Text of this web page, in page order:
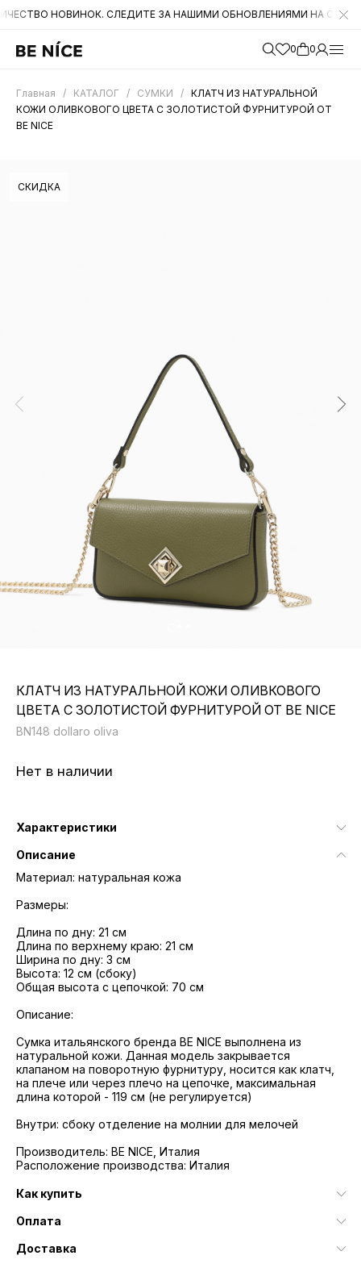
НОВИНОК. СЛЕДИТЕ ЗА НАШИМИ ОБНОВЛЕНИЯМИ НА САЙТЕ. А
0 0
Главная / КАТАЛОГ / СУМКИ / КЛАТЧ ИЗ НАТУРАЛЬНОЙ
КОЖИ ОЛИВКОВОГО ЦВЕТА С ЗОЛОТИСТОЙ ФУРНИТУРОЙ ОТ
BE NICE
СКИДКА
КЛАТЧ ИЗ НАТУРАЛЬНОЙ КОЖИ ОЛИВКОВОГО
ЦВЕТА С ЗОЛОТИСТОЙ ФУРНИТУРОЙ ОТ BE NICE
BN148 dollaro oliva
Нет в наличии
Характеристики
Описание
Материал: натуральная кожа
Размеры:
Длина по дну: 21 см
Длина по верхнему краю: 21 см
Ширина по дну: 3 см
Высота: 12 см (сбоку)
Общая высота с цепочкой: 70 см
Описание:
Сумка итальянского бренда BE NICE выполнена из
натуральной кожи. Данная модель закрывается
клапаном на поворотную фурнитуру, носится как клатч,
на плече или через плечо на цепочке, максимальная
длина которой - 119 см (не регулируется)
Внутри: сбоку отделение на молнии для мелочей
Производитель: BE NICE, Италия
Расположение производства: Италия
Как купить
Оплата
Доставка